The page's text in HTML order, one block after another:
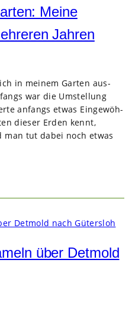
Meine
Jahren
in mei­nem Gar­ten aus­
war die Umstel­lung
anfangs etwas Ein­ge­wöh­
die­ser Erden kennt,
tut dabei noch etwas
über Detmold